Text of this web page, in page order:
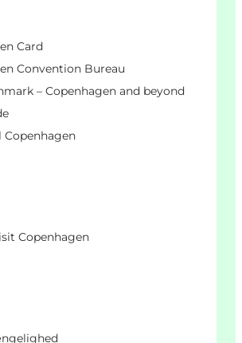
Card
Convention Bureau
– Copenhagen and beyond
Copenhagen